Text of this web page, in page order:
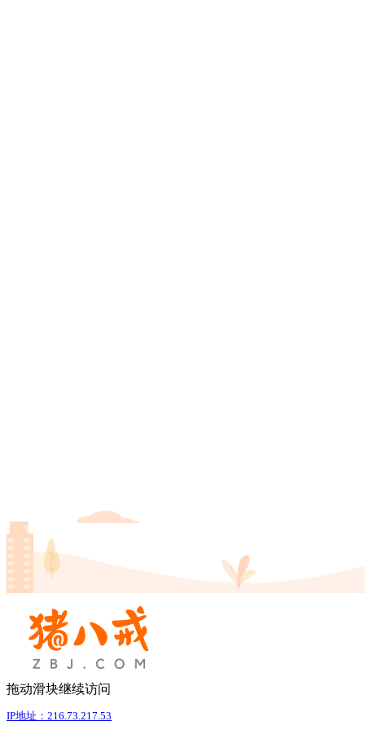
拖动滑块继续访问
IP地址：216.73.217.53